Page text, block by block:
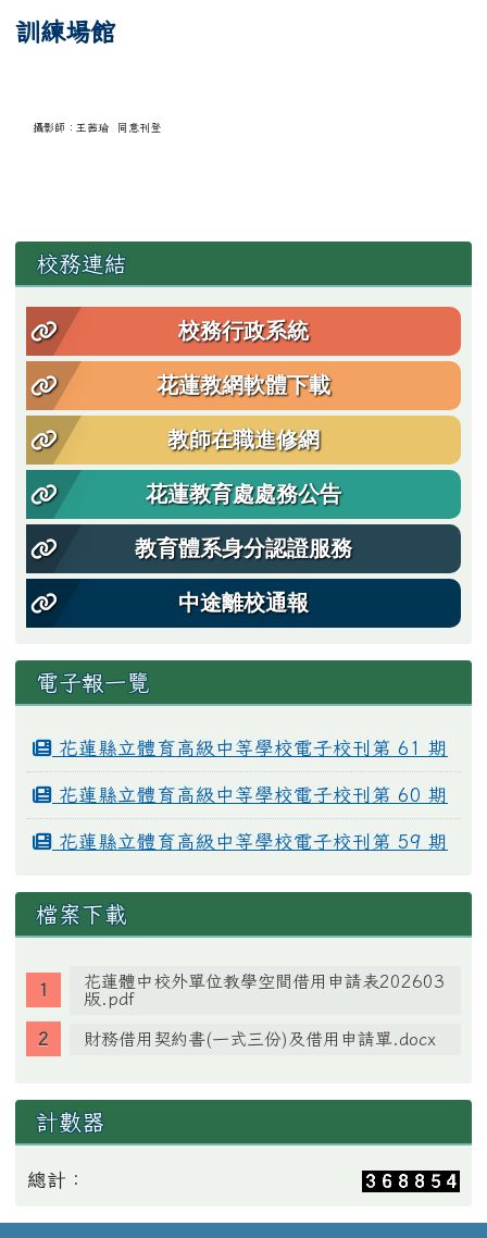
訓練場館
攝影師：王茜瑜 同意刊登
左邊區域內容
校務連結
校務行政系統
花蓮教網軟體下載
教師在職進修網
花蓮教育處處務公告
教育體系身分認證服務
中途離校通報
電子報一覽
花蓮縣立體育高級中等學校電子校刊第 61 期
花蓮縣立體育高級中等學校電子校刊第 60 期
花蓮縣立體育高級中等學校電子校刊第 59 期
檔案下載
花蓮體中校外單位教學空間借用申請表202603
版.pdf
財務借用契約書(一式三份)及借用申請單.docx
計數器
總計：